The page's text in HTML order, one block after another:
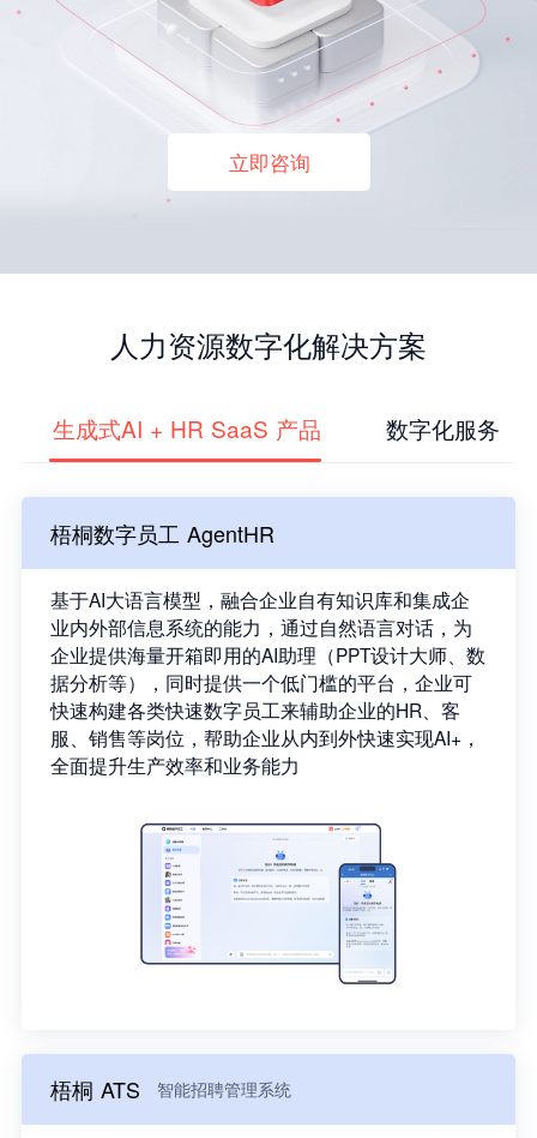
立即咨询
人力资源数字化解决方案
生成式AI + HR SaaS 产品 数字化服务
梧桐数字员工 AgentHR
基于AI大语言模型，融合企业自有知识库和集成企
业内外部信息系统的能力，通过自然语言对话，为
企业提供海量开箱即用的AI助理（PPT设计大师、数
据分析等），同时提供一个低门槛的平台，企业可
快速构建各类快速数字员工来辅助企业的HR、客
服、销售等岗位，帮助企业从内到外快速实现AI+，
全面提升生产效率和业务能力
梧桐 ATS 智能招聘管理系统